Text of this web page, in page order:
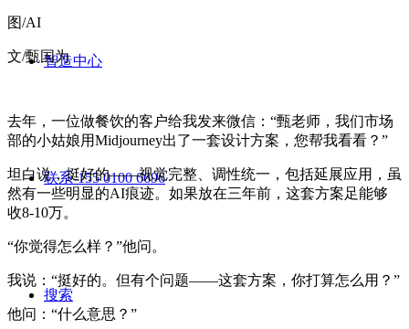
智造中心
联系-155 0100 6696
搜索
图/AI
文/甄国为
去年，一位做餐饮的客户给我发来微信：“甄老师，我们市场
部的小姑娘用Midjourney出了一套设计方案，您帮我看看？”
坦白说，挺好的——视觉完整、调性统一，包括延展应用，虽
然有一些明显的AI痕迹。如果放在三年前，这套方案足能够
收8-10万。
“你觉得怎么样？”他问。
我说：“挺好的。但有个问题——这套方案，你打算怎么用？”
他问：“什么意思？”